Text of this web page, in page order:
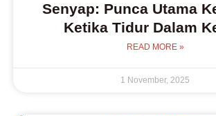
Senyap: Punca Utama
Ketika Tidur Dalam
READ MORE »
1 November, 2025